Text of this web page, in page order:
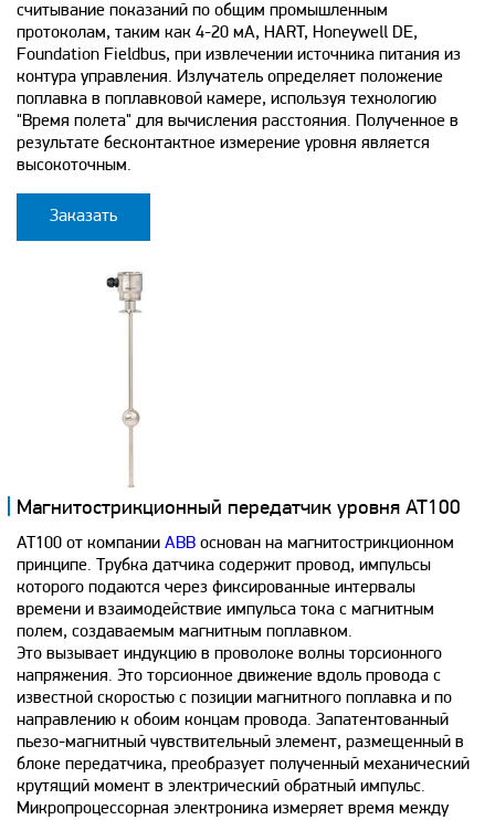
считывание показаний по общим промышленным
протоколам, таким как 4-20 мА, HART, Honeywell DE,
Foundation Fieldbus, при извлечении источника питания из
контура управления. Излучатель определяет положение
поплавка в поплавковой камере, используя технологию
"Время полета" для вычисления расстояния. Полученное в
результате бесконтактное измерение уровня является
высокоточным.
Заказать
Магнитострикционный передатчик уровня AT100
AT100 от компании ABB основан на магнитострикционном
принципе. Трубка датчика содержит провод, импульсы
которого подаются через фиксированные интервалы
времени и взаимодействие импульса тока с магнитным
полем, создаваемым магнитным поплавком.
Это вызывает индукцию в проволоке волны торсионного
напряжения. Это торсионное движение вдоль провода с
известной скоростью с позиции магнитного поплавка и по
направлению к обоим концам провода. Запатентованный
пьезо-магнитный чувствительный элемент, размещенный в
блоке передатчика, преобразует полученный механический
крутящий момент в электрический обратный импульс.
Микропроцессорная электроника измеряет время между